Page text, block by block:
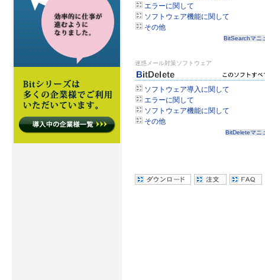
エラーに関して
ソフトウェア機能に関して
その他
BitSearchマニ
迷惑メール対策ソフトウェア
ソフトウェア導入に関して
エラーに関して
ソフトウェア機能に関して
その他
BitDeleteマニ